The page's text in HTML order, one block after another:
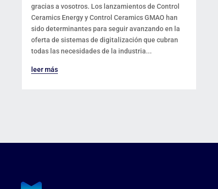
gracias a vosotros. Los lanzamientos de Control
Ceramics Energy y Control Ceramics GMAO han
sido determinantes para seguir avanzando en la
oferta de sistemas de digitalización que cubran
todas las necesidades de la industria...
leer más